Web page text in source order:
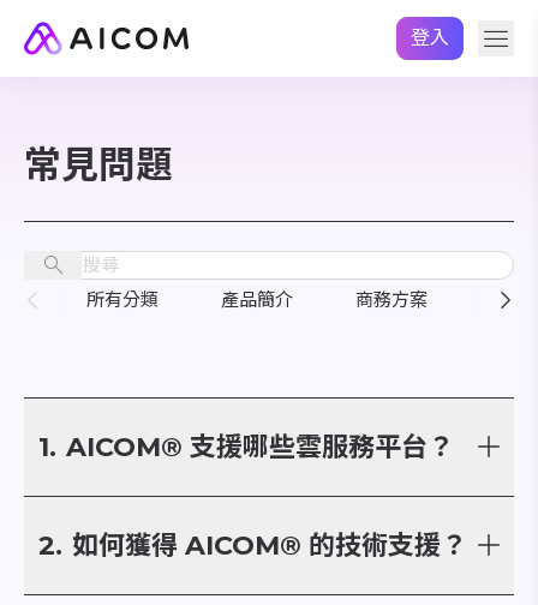
登入
常見問題
所有分類 產品簡介 商務方案 產品
1. AICOM® 支援哪些雲服務平台？
(AWS)，未來將持續新增，除了 AWS 之外， 也將以支援
多種主流雲服務平台為目標，包含 Google Cloud
2. 如何獲得 AICOM® 的技術支援？